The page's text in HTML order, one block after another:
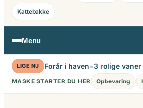
Kattebakke
Menu
LIGE NU Forår i haven•3 rolige
MÅSKE STARTER DU HER Opbevaring